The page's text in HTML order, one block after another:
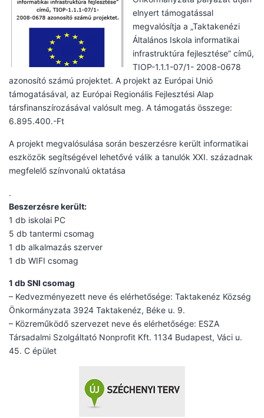
elnyert támogatással
megvalósítja a „Taktakenézi
Általános Iskola informatikai
infrastruktúra fejlesztése” című,
TIOP-1.1.1-07/1- 2008-0678
azonosító számú projektet. A projekt az Európai Unió
támogatásával, az Európai Regionális Fejlesztési Alap
társfinanszírozásával valósult meg. A támogatás összege:
6.895.400.-Ft
A projekt megvalósulása során beszerzésre került informatikai
eszközök segítségével lehetővé válik a tanulók XXI. századnak
megfelelő színvonalú oktatása
.
Beszerzésre került:
1 db iskolai PC
5 db tantermi csomag
1 db alkalmazás szerver
1 db WIFI csomag
1 db SNI csomag
– Kedvezményezett neve és elérhetősége: Taktakenéz Község
Önkormányzata 3924 Taktakenéz, Béke u. 9.
– Közreműködő szervezet neve és elérhetősége: ESZA
Társadalmi Szolgáltató Nonprofit Kft. 1134 Budapest, Váci u.
45. C épület